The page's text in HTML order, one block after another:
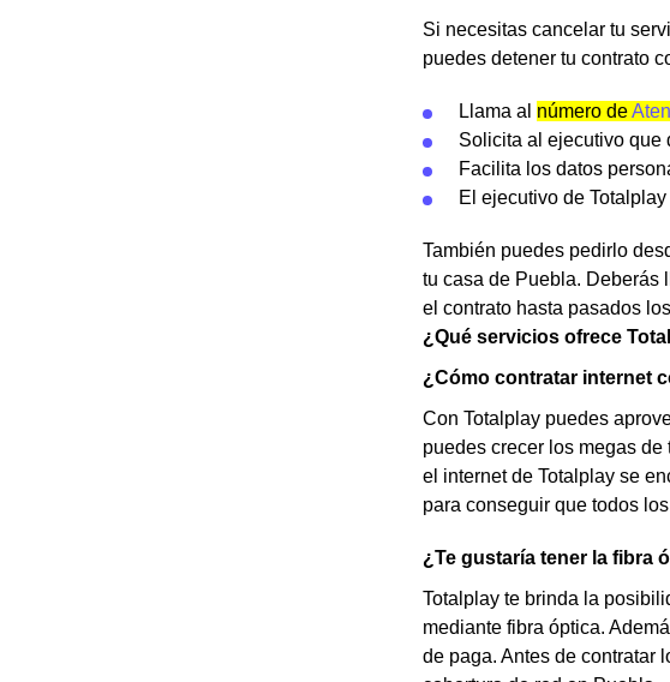
Si necesitas cancelar tu
puedes detener tu contrato
Llama al número de
Solicita al ejecutivo que
Facilita los datos
El ejecutivo de
También puedes pedirlo
tu casa de Puebla. Deberás
el contrato hasta pasados
¿Qué servicios ofrece
¿Cómo contratar internet
Con Totalplay puedes
puedes crecer los megas
el internet de Totalplay se
para conseguir que todos
¿Te gustaría tener la fibra
Totalplay te brinda la
mediante fibra óptica.
de paga. Antes de contratar